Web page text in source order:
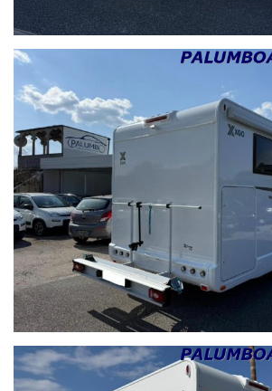
GRICIGNANO DI AVERSA
SAN PRISCO
CASAGIOVE
PAGANI
SOMMA VESUVIANA
MARANO DI NAPOLI
EBOLI
SANT'ANTIMO
FRATTAMAGGIORE
POMPEI
BACOLI
QUALIANO
CARDITO
SORRENTO
PARETE
TEVEROLA
FORIO
ISCHIA
AGROPOLI
CARDITO